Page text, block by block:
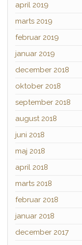
april 2019
marts 2019
februar 2019
januar 2019
december 2018
oktober 2018
september 2018
august 2018
juni 2018
maj 2018
april 2018
marts 2018
februar 2018
januar 2018
december 2017